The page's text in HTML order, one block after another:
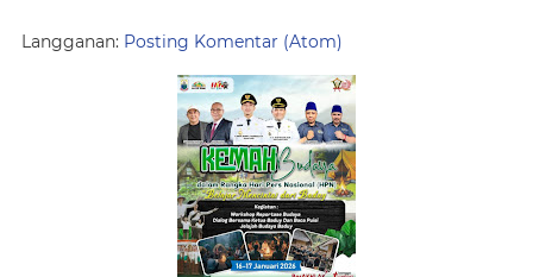
Langganan: Posting Komentar (Atom)